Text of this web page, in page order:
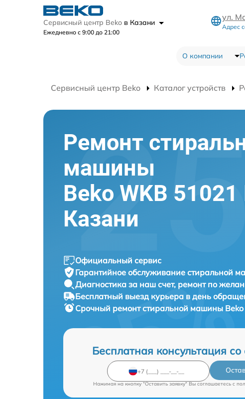
Сервисный центр Beko в Казани
Ежедневно с 9:00 до 21:00
ул.
Адрес
О компании
Сервисный центр Beko Каталог устройств
Ремонт
машины
Beko WKB 51021
Казани
Официальный сервис
Гарантийное обслуживание стиральной
Диагностика за наш счет, ремонт по
Бесплатный выезд курьера в день
Срочный ремонтстиральной машины
Бесплатная консультация
Нажимая на кнопку "Оставить заявку" Вы соглашаетесь c